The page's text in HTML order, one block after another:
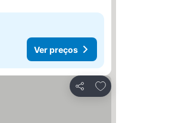
Ver preços
Partilhar
Adicionar aos favoritos